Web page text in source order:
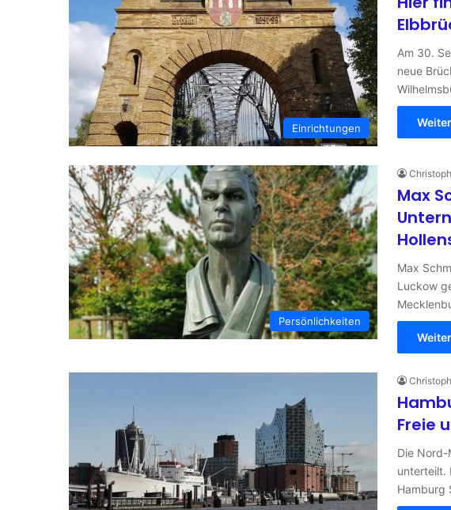
Einrichtungen
Am 30.
neue
Persönlichkeiten
Christoph
Max
Max
Luckow
Christoph
Freie
Die
unterteilt.
Hamburg